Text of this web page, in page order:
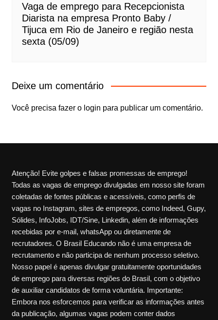
Vaga de emprego para Recepcionista
Diarista na empresa Pronto Baby /
Tijuca em Rio de Janeiro e região nesta
sexta (05/09)
Deixe um comentário
Você precisa fazer o login para publicar um comentário.
Atenção! Evite golpes e falsas promessas de emprego!
Todas as vagas de emprego divulgadas em nosso site foram
coletadas de fontes públicas e acessíveis, como perfis de
vagas no Instagram, sites de empregos, como Indeed, Gupy,
Sólides, InfoJobs, IDT/Sine, Linkedin, além de informações
recebidas por e-mail, whatsApp ou diretamente de
recrutadores. O Brasil Educando não é uma empresa de
recrutamento e não participa de nenhum processo seletivo.
Nosso papel é apenas divulgar gratuitamente oportunidades
de emprego para diversas regiões do Brasil, com o objetivo
de auxiliar candidatos de forma voluntária. Importante:
Embora nos esforcemos para verificar as informações antes
da publicação, algumas vagas podem conter dados